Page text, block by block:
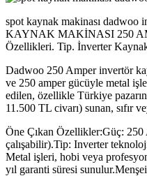
spot kaynak makinası
KAYNAK MAKİNASI 250
Özellikleri. Tip. İnverter
Dadwoo 250 Amper invertör
ve 250 amper gücüyle metal
edilen, özellikle Türkiye
11.500 TL civarı) sunan, sıfır
Öne Çıkan Özellikler:Güç:
çalışabilir).Tip: Inverter
Metal işleri, hobi veya
yıl garanti süresi